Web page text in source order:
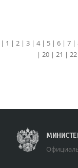
| 1 | 2| 3| 4| 5| 6| 7|
| 20 | 21 | 22